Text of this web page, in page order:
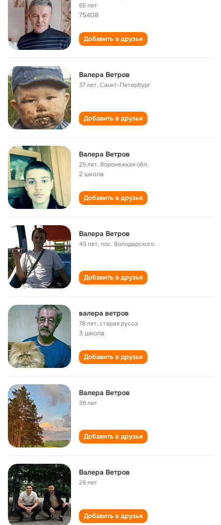
65 лет
75408
Добавить в друзья
Валера Ветров
37 лет,Санкт-Петербург
Добавить в друзья
Валера Ветров
25 лет, Воронежкая обл.
2 школа
Добавить в друзья
Валера Ветров
45 лет,пос. Володарского
Добавить в друзья
валера ветров
78 лет,старая русса
3 школа
Добавить в друзья
Валера Ветров
39 лет
Добавить в друзья
Валера Ветров
26 лет
Добавить в друзья